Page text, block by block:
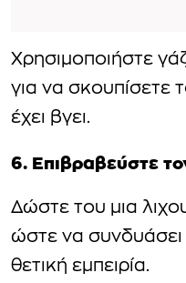
Χρησιμοποιήστε
για να σκουπίσετε
έχει βγει.
6. Επιβραβεύστε
Δώστε του μια
ώστε να
θετική εμπειρία.